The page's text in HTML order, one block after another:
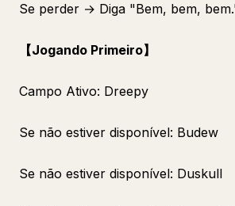
Se perder → Diga "Bem, bem,
【Jogando Primeiro】
Campo Ativo: Dreepy
Se não estiver disponível: Budew
Se não estiver disponível: Duskull